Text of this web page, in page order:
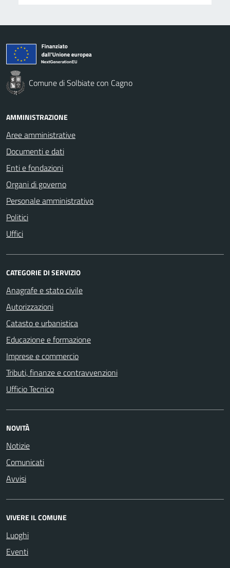
Comune di Solbiate con Cagno
AMMINISTRAZIONE
Aree amministrative
Documenti e dati
Enti e fondazioni
Organi di governo
Personale amministrativo
Politici
Uffici
CATEGORIE DI SERVIZIO
Anagrafe e stato civile
Autorizzazioni
Catasto e urbanistica
Educazione e formazione
Imprese e commercio
Tributi, finanze e contravvenzioni
Ufficio Tecnico
NOVITÀ
Notizie
Comunicati
Avvisi
VIVERE IL COMUNE
Luoghi
Eventi